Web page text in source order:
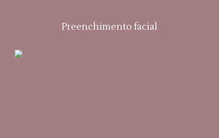
Preenchimento facial